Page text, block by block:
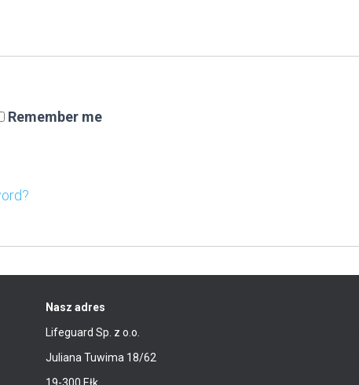
Remember me
Nasz adres
Lifeguard Sp. z o.o.
Juliana Tuwima 18/62